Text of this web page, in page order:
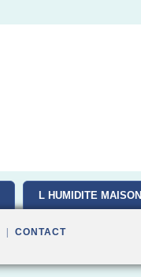
L HUMIDITE MAISON
CONTACT